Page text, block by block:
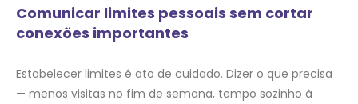
Comunicar limites pessoais sem cortar
conexões importantes
Estabelecer limites é ato de cuidado. Dizer o que precisa
— menos visitas no fim de semana, tempo sozinho à